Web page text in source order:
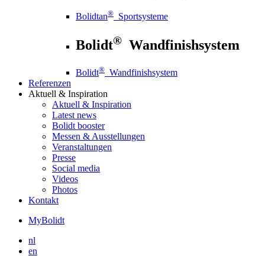
Bolidtan® Sportsysteme
Bolidt® Wandfinishsystem
Bolidt® Wandfinishsystem
Referenzen
Aktuell & Inspiration
Aktuell & Inspiration
Latest news
Bolidt booster
Messen & Ausstellungen
Veranstaltungen
Presse
Social media
Videos
Photos
Kontakt
MyBolidt
nl
en